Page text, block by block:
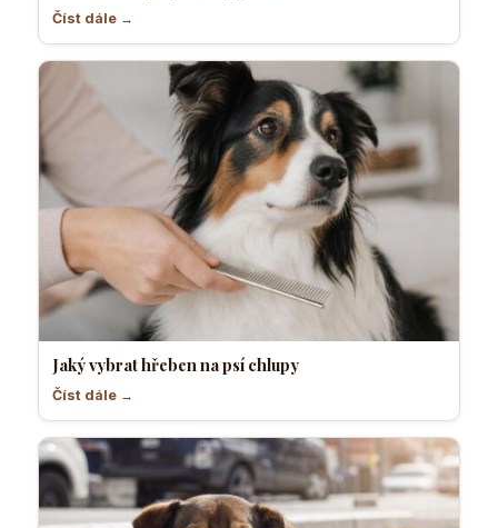
Číst dále →
Jaký vybrat hřeben na psí chlupy
Číst dále →